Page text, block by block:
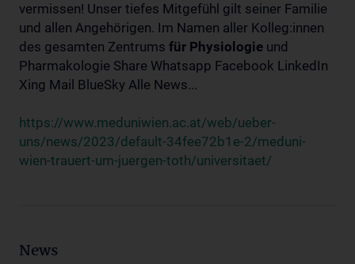
vermissen! Unser tiefes Mitgefühl gilt seiner Familie
und allen Angehörigen. Im Namen aller Kolleg:innen
des gesamten Zentrums für Physiologie und
Pharmakologie Share Whatsapp Facebook LinkedIn
Xing Mail BlueSky Alle News...
https://www.meduniwien.ac.at/web/ueber-
uns/news/2023/default-34fee72b1e-2/meduni-
wien-trauert-um-juergen-toth/universitaet/
News